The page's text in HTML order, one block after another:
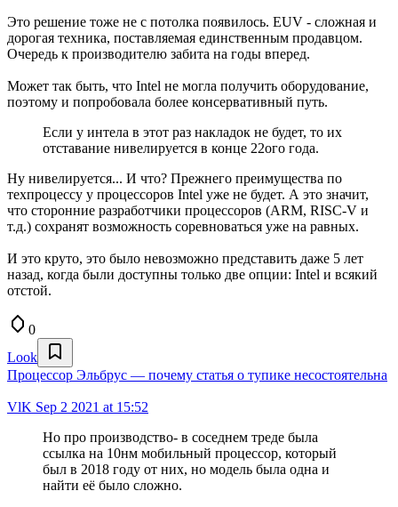
Это решение тоже не с потолка появилось. EUV - сложная и
дорогая техника, поставляемая единственным продавцом.
Очередь к производителю забита на годы вперед.
Может так быть, что Intel не могла получить оборудование,
поэтому и попробовала более консервативный путь.
Если у интела в этот раз накладок не будет, то их
отставание нивелируется в конце 22ого года.
Ну нивелируется... И что? Прежнего преимущества по
техпроцессу у процессоров Intel уже не будет. А это значит,
что сторонние разработчики процессоров (ARM, RISC-V и
т.д.) сохранят возможность соревноваться уже на равных.
И это круто, это было невозможно представить даже 5 лет
назад, когда были доступны только две опции: Intel и всякий
отстой.
0
Look
Процессор Эльбрус — почему статья о тупике несостоятельна
VlK Sep 2 2021 at 15:52
Но про производство- в соседнем треде была
ссылка на 10нм мобильный процессор, который
был в 2018 году от них, но модель была одна и
найти её было сложно.